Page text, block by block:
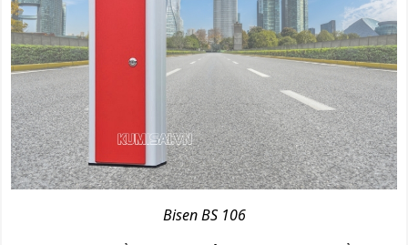
Bisen BS 106